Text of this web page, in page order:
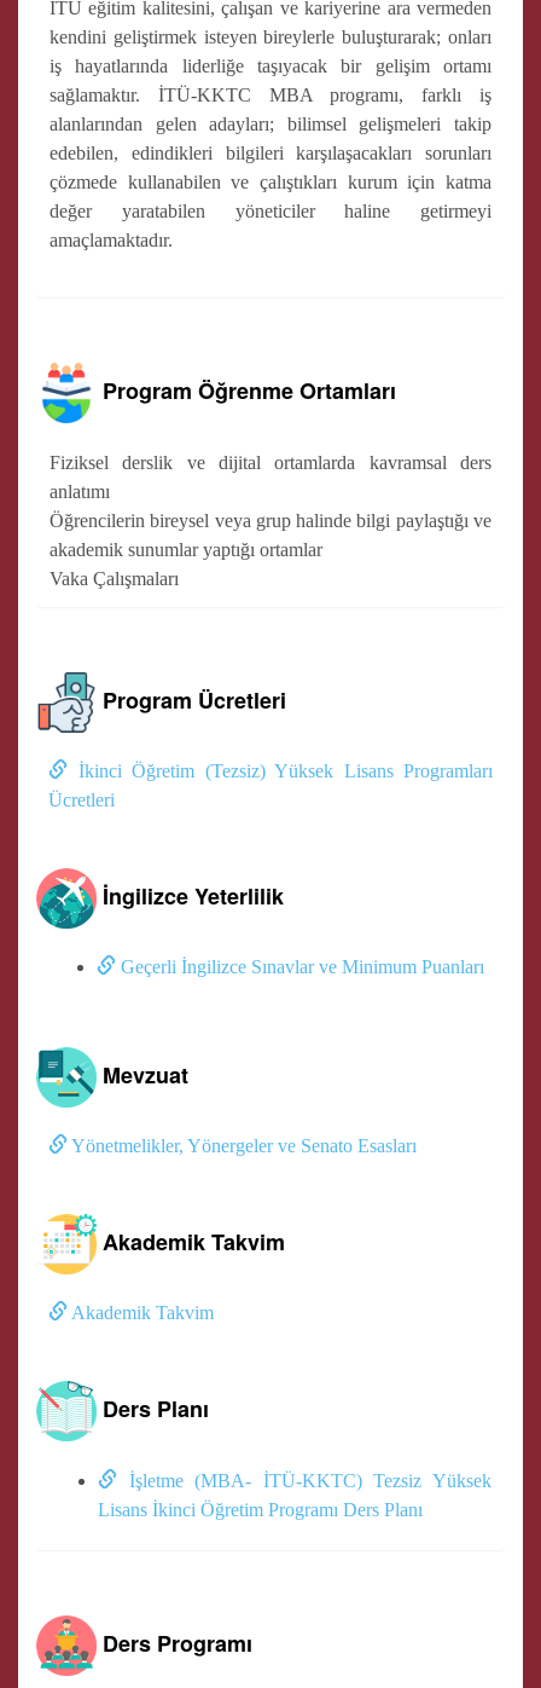
İTÜ eğitim kalitesini, çalışan ve kariyerine ara vermeden
kendini geliştirmek isteyen bireylerle buluşturarak; onları
iş hayatlarında liderliğe taşıyacak bir gelişim ortamı
sağlamaktır. İTÜ-KKTC MBA programı, farklı iş
alanlarından gelen adayları; bilimsel gelişmeleri takip
edebilen, edindikleri bilgileri karşılaşacakları sorunları
çözmede kullanabilen ve çalıştıkları kurum için katma
değer yaratabilen yöneticiler haline getirmeyi
amaçlamaktadır.
Program Öğrenme Ortamları
Fiziksel derslik ve dijital ortamlarda kavramsal ders
anlatımı
Öğrencilerin bireysel veya grup halinde bilgi paylaştığı ve
akademik sunumlar yaptığı ortamlar
Vaka Çalışmaları
Program Ücretleri
İkinci Öğretim (Tezsiz) Yüksek Lisans Programları
Ücretleri
İngilizce Yeterlilik
Geçerli İngilizce Sınavlar ve Minimum Puanları
Mevzuat
Yönetmelikler, Yönergeler ve Senato Esasları
Akademik Takvim
Akademik Takvim
Ders Planı
İşletme (MBA- İTÜ-KKTC) Tezsiz Yüksek
Lisans İkinci Öğretim Programı Ders Planı
Ders Programı